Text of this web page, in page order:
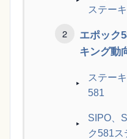
ステー
エポック
キング動
ステー
581
SIPO、
ク581ス